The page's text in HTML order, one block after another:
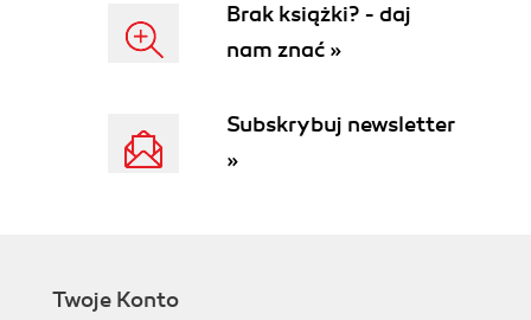
Brak książki? - daj
nam znać »
Subskrybuj newsletter
»
Twoje Konto